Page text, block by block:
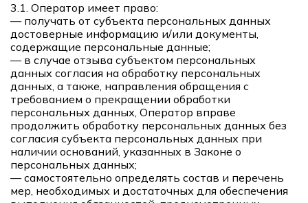
3.1. Оператор имеет право:
— получать от субъекта персональных данных
достоверные информацию и/или документы,
содержащие персональные данные;
— в случае отзыва субъектом персональных
данных согласия на обработку персональных
данных, а также, направления обращения с
требованием о прекращении обработки
персональных данных, Оператор вправе
продолжить обработку персональных данных без
согласия субъекта персональных данных при
наличии оснований, указанных в Законе о
персональных данных;
— самостоятельно определять состав и перечень
мер, необходимых и достаточных для обеспечения